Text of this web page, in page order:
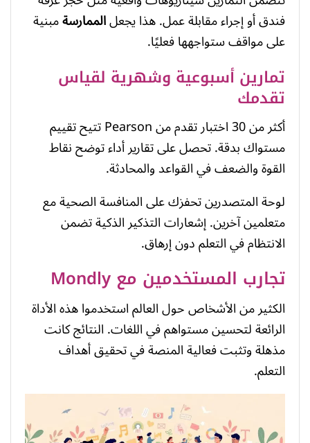
فندق أو إجراء مقابلة عمل. هذا يجعلالممارسةمبنية
على مواقف ستواجهها فعليًا.
تمارين أسبوعية وشهرية لقياس
تقدمك
أكثر من 30 اختبار تقدم من Pearson تتيح تقييم
مستواك بدقة. تحصل على تقارير أداء توضح نقاط
القوة والضعف في القواعد والمحادثة.
لوحة المتصدرين تحفزك على المنافسة الصحية مع
متعلمين آخرين. إشعارات التذكير الذكية تضمن
الانتظام في التعلم دون إرهاق.
تجارب المستخدمين مع Mondly
الكثير من الأشخاص حول العالم استخدموا هذه الأداة
الرائعة لتحسين مستواهم في اللغات. النتائج كانت
مذهلة وتثبت فعالية المنصة في تحقيق أهداف
التعلم.